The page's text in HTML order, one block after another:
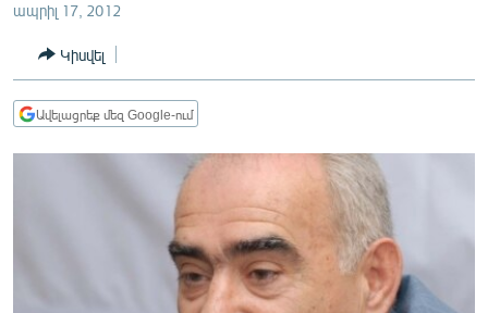
ԻՐԱՎՈՒՆՔ
ՀԱՍԱՐԱԿՈՒԹՅՈՒՆ
ՏՆՏԵՍՈՒԹՅՈՒՆ
ՊԱՏԵՐԱԶՄԻ 6 ՇԱԲԱԹՆԵՐԸ
ՄՇԱԿՈՒՅԹ
ապրիլ 17, 2012
Կիսվել
Ավելացրեք մեզ Google-ում